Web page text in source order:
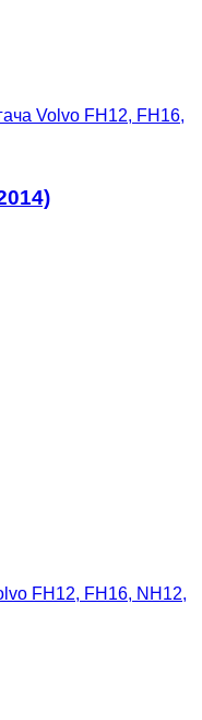
Volvo FH12, FH16,
FH12, FH16, NH12,